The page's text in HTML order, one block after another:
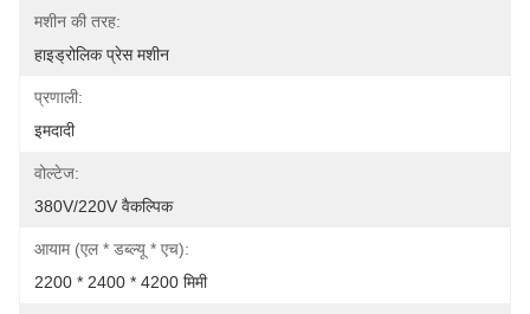
मशीन की तरह:
हाइड्रोलिक प्रेस मशीन
प्रणाली:
इमदादी
वोल्टेज:
380V/220V वैकल्पिक
आयाम (एल * डब्ल्यू * एच):
2200 * 2400 * 4200 मिमी